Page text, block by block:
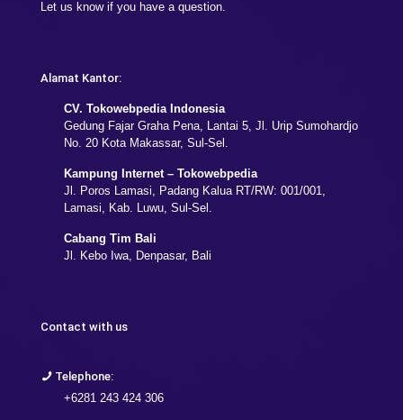
Let us know if you have a question.
Alamat Kantor:
CV. Tokowebpedia Indonesia
Gedung Fajar Graha Pena, Lantai 5, Jl. Urip Sumohardjo
No. 20 Kota Makassar, Sul-Sel.
Kampung Internet – Tokowebpedia
Jl. Poros Lamasi, Padang Kalua RT/RW: 001/001,
Lamasi, Kab. Luwu, Sul-Sel.
Cabang Tim Bali
Jl. Kebo Iwa, Denpasar, Bali
Contact with us
Telephone:
+6281 243 424 306